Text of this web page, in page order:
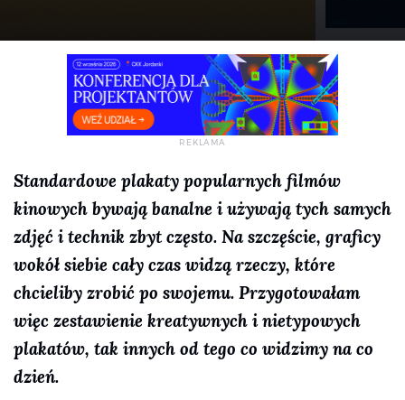
Standardowe plakaty popularnych filmów
kinowych bywają banalne i używają tych samych
zdjęć i technik zbyt często. Na szczęście, graficy
wokół siebie cały czas widzą rzeczy, które
chcieliby zrobić po swojemu. Przygotowałam
więc zestawienie kreatywnych i nietypowych
plakatów, tak innych od tego co widzimy na co
dzień.